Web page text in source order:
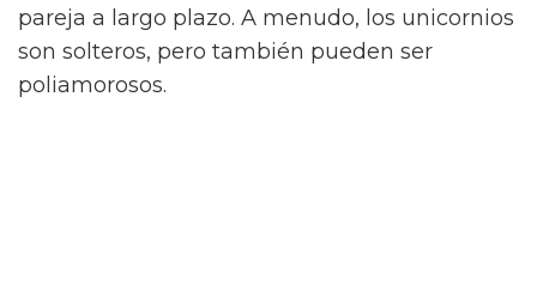
pareja a largo plazo. A menudo, los unicornios
son solteros, pero también pueden ser
poliamorosos.